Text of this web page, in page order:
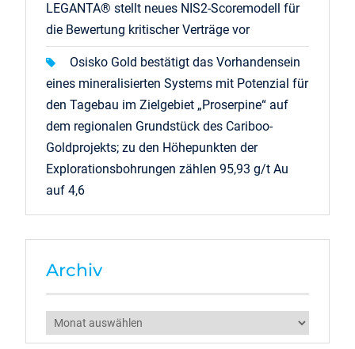
LEGANTA® stellt neues NIS2-Scoremodell für
die Bewertung kritischer Verträge vor
Osisko Gold bestätigt das Vorhandensein
eines mineralisierten Systems mit Potenzial für
den Tagebau im Zielgebiet „Proserpine“ auf
dem regionalen Grundstück des Cariboo-
Goldprojekts; zu den Höhepunkten der
Explorationsbohrungen zählen 95,93 g/t Au
auf 4,6
Archiv
Archiv